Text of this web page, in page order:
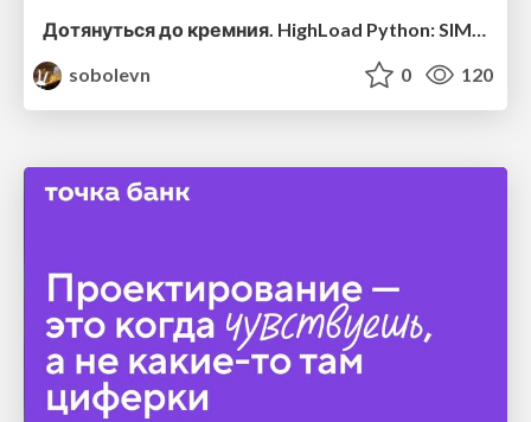
Дотянуться до кремния. HighLoad Python: SIMD, GPU – Пётр Андреев, PythoNN
sobolevn
0 120